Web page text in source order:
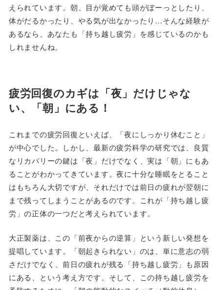
えられています。朝、目が覚めても頭がぼーっとしたり、
体がだるかったり、やる気が出なかったり…そんな経験が
あるなら、あなたも「持ち越し疲労」を感じているのかも
しれませんね。
疲労回復のカギは「夜」だけじゃな
い、「朝」にある！
これまでの疲労回復といえば、「夜にしっかり休むこと」
が中心でした。しかし、最新の疲労科学の研究では、良質
なリカバリーの鍵は「夜」だけでなく、実は「朝」にもあ
ることがわかってきています。夜に十分な睡眠をとること
はもちろん大切ですが、それだけでは前日の疲れが翌朝に
まで残ってしまうことがあるのです。これが「持ち越し疲
労」の正体の一つだと考えられています。
大正製薬は、この「前夜からの逆算」という新しい発想を
提唱しています。「朝起きられない」のは、単に意志の弱
さだけでなく、前日の疲れが残る「持ち越し疲労」も原因
にある、という考え方です。そして、この持ち越し疲労を